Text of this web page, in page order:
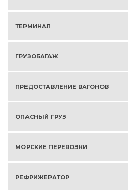
ТЕРМИНАЛ
ГРУЗОБАГАЖ
ПРЕДОСТАВЛЕНИЕ ВАГОНОВ
ОПАСНЫЙ ГРУЗ
МОРСКИЕ ПЕРЕВОЗКИ
РЕФРИЖЕРАТОР